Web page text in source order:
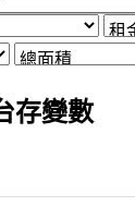
存變數